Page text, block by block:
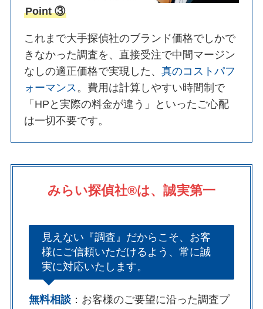
Point ③
これまで大手探偵社のブランド価格でしかで
きなかった調査を、直接受注で中間マージン
なしの適正価格で実現した、真のコストパフ
ォーマンス。費用は計算しやすい時間制で
「HPと実際の料金が違う」といったご心配
は一切不要です。
みらい探偵社®︎は、誠実第一
見えない『調査』だからこそ、お客
様にご信頼いただけるよう、常に誠
実に対応いたします。
無料相談：お客様のご要望に沿った調査プ